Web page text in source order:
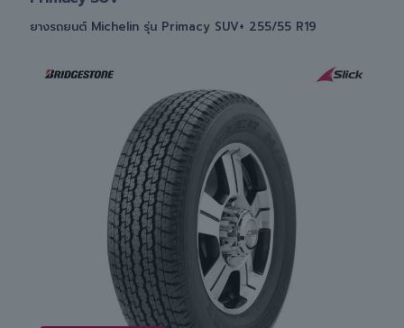
ยางรถยนต์ Michelin รุ่น Primacy SUV+ 255/55 R19